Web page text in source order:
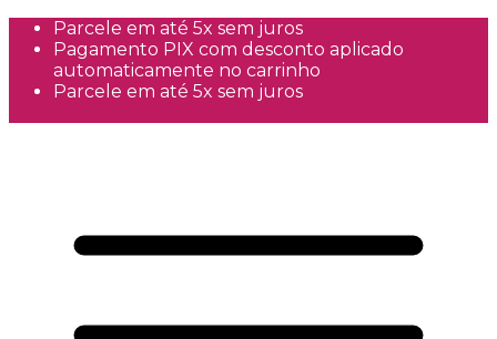
Parcele em até 5x sem juros
Pagamento PIX com desconto aplicado
automaticamente no carrinho
Parcele em até 5x sem juros